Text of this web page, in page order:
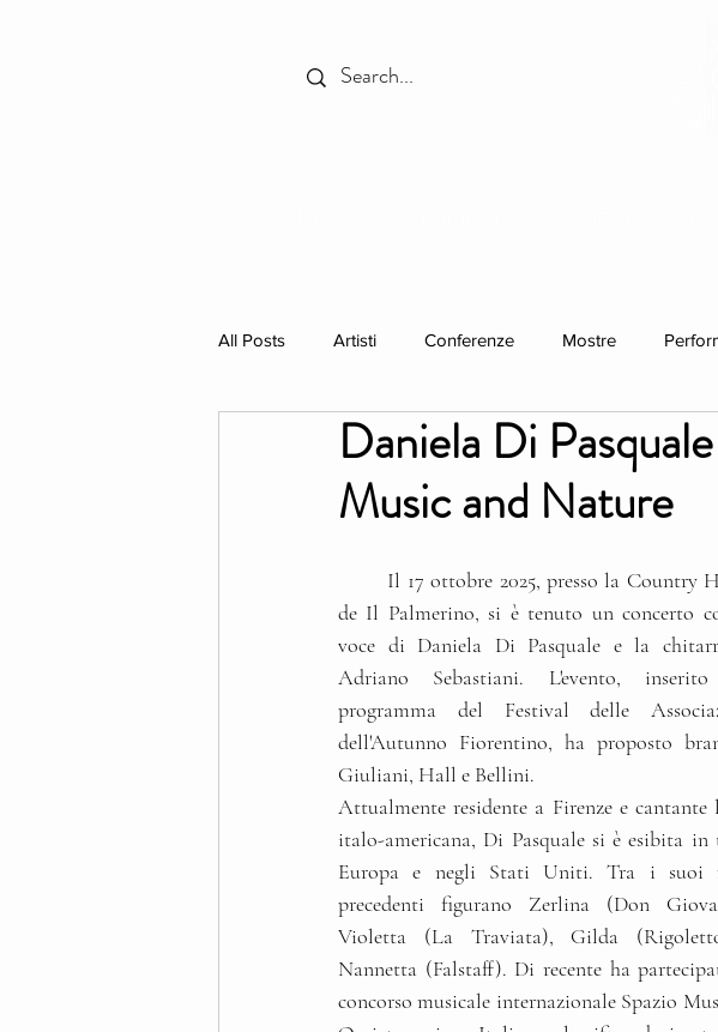
All Posts Artisti Conferenze Mostre
In Primo Piano Libri residenze individuali
Daniela Di
Music and Nature
Il 17 ottobre 2025, presso la Country
de Il Palmerino, si è tenuto un concerto
voce di Daniela Di Pasquale e la
Adriano Sebastiani. L'evento,
programma del Festival delle
dell'Autunno Fiorentino, ha proposto
Giuliani, Hall e Bellini.
Attualmente residente a Firenze e cantante
italo-americana, Di Pasquale si è esibita
Europa e negli Stati Uniti. Tra i suoi
precedenti figurano Zerlina (Don
Violetta (La Traviata), Gilda
Nannetta (Falstaff). Di recente ha
concorso musicale internazionale Spazio